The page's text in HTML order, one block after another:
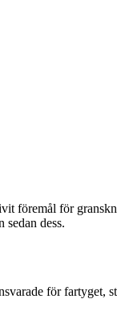
föremål för
sedan dess.
för fartyget,